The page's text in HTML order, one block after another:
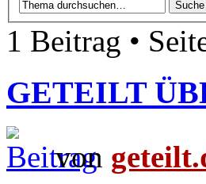
1 Beitrag •
GETEILT
von